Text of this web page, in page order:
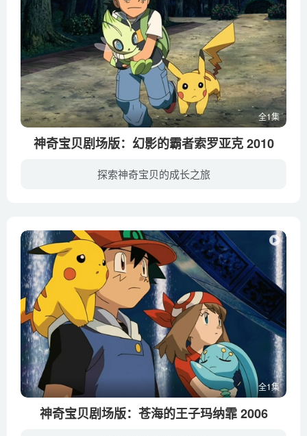
全1集
神奇宝贝剧场版：幻影的霸者索罗亚克 2010
探索神奇宝贝的成长之旅
全1集
神奇宝贝剧场版：苍海的王子玛纳霏 2006